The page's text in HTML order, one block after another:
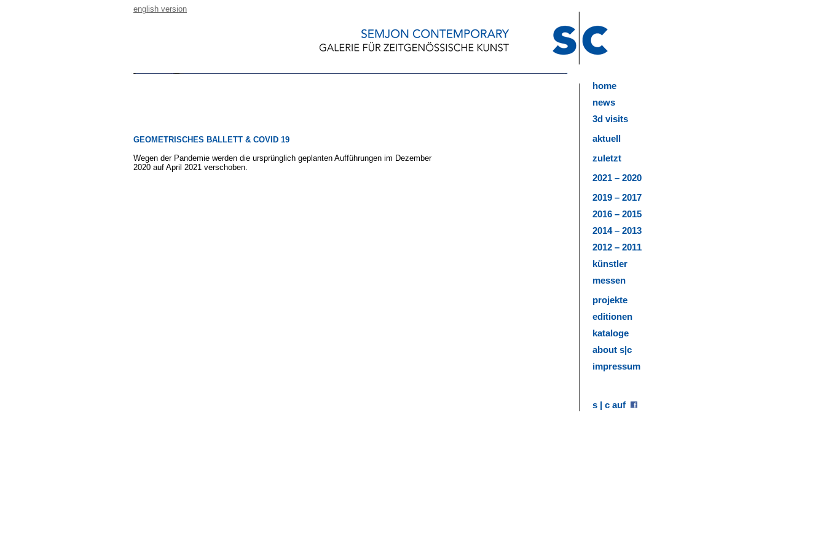
english version
GEOMETRISCHES BALLETT & COVID 19
Wegen der Pandemie werden die ursprünglich geplanten Aufführungen im Dezember
2020 auf April 2021 verschoben.
home
news
3d visits
aktuell
zuletzt
2021 – 2020
2019 – 2017
2016 – 2015
2014 – 2013
2012 – 2011
künstler
messen
projekte
editionen
kataloge
about s|c
impressum
s | c auf